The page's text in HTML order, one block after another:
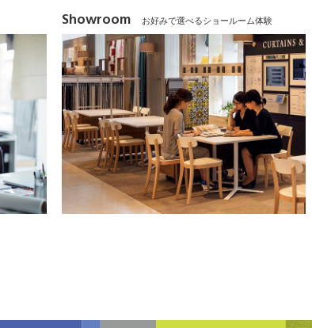
Showroom お好みで選べるショールーム体験